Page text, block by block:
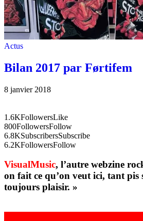
Actus
Bilan 2017 par Førtifem
8 janvier 2018
1.6KFollowersLike
800FollowersFollow
6.8KSubscribersSubscribe
6.2KFollowersFollow
VisualMusic, l’autre webzine
on fait ce qu’on veut ici, tant pis
toujours plaisir. »